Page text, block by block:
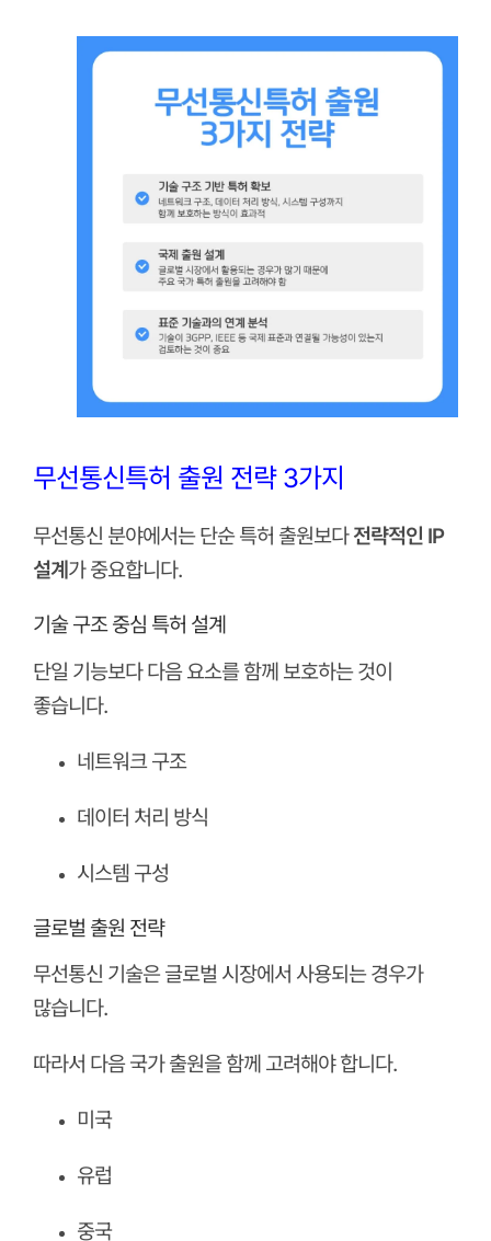
무선통신특허 출원 전략 3가지
무선통신 분야에서는 단순 특허 출원보다전략적인 IP
설계 가 중요합니다.
기술 구조 중심 특허 설계
단일 기능보다 다음 요소를 함께 보호하는 것이
좋습니다.
네트워크 구조
데이터 처리 방식
시스템 구성
글로벌 출원 전략
무선통신 기술은 글로벌 시장에서 사용되는 경우가
많습니다.
따라서 다음 국가 출원을 함께 고려해야 합니다.
미국
유럽
중국